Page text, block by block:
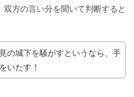
方の言い分を聞いて判断すると
の城下を騒がすというなら、手
いたす！